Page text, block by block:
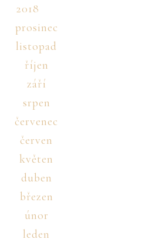
2018
prosinec
listopad
říjen
září
srpen
červenec
červen
květen
duben
březen
únor
leden